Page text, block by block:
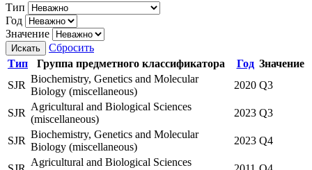
Тип
Год
Значение
Искать
Сбросить
Тип
Группа предметного классификатора Год Значение
SJR
Biochemistry, Genetics and Molecular
Biology (miscellaneous)
2020 Q3
SJR
Agricultural and Biological Sciences
(miscellaneous)
2023 Q3
SJR
Biochemistry, Genetics and Molecular
Biology (miscellaneous)
2023 Q4
Agricultural and Biological Sciences